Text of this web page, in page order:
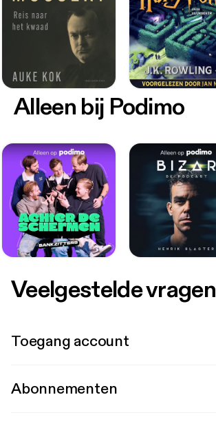
Alleen bij Podimo
Veelgestelde vragen
Toegang account
Abonnementen